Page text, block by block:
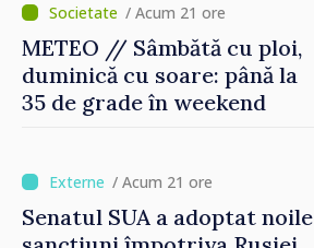
/ Acum 21 ore
METEO // Sâmbătă cu ploi,
duminică cu soare: până la
35 de grade în weekend
/ Acum 21 ore
Senatul SUA a adoptat noile